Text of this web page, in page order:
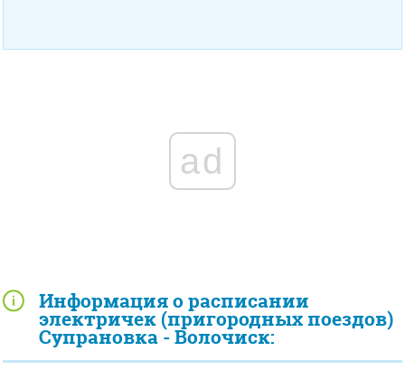
Информация о расписании
электричек (пригородных поездов)
Супрановка - Волочиск:
ad